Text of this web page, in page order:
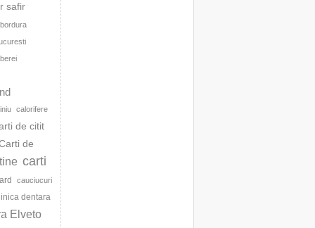
safir
bordura
calorifere
de citit
de
carti
cauciucuri
dentara
Elveto